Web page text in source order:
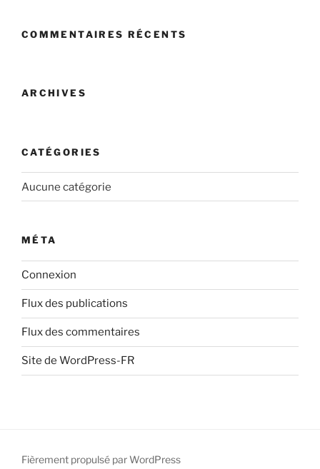
COMMENTAIRES RÉCENTS
ARCHIVES
CATÉGORIES
Aucune catégorie
MÉTA
Connexion
Flux des publications
Flux des commentaires
Site de WordPress-FR
Fièrement propulsé par WordPress